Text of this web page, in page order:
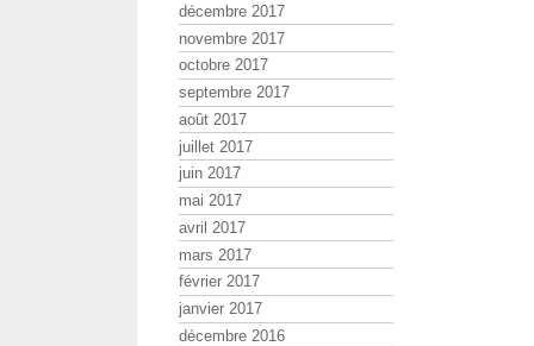
décembre 2017
novembre 2017
octobre 2017
septembre 2017
août 2017
juillet 2017
juin 2017
mai 2017
avril 2017
mars 2017
février 2017
janvier 2017
décembre 2016